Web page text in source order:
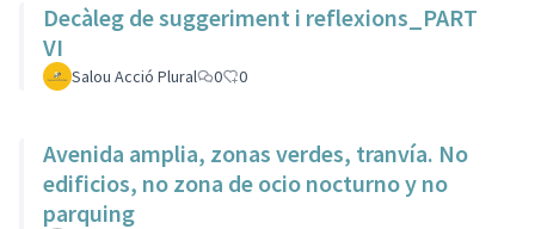
Decàleg de suggeriment i reflexions_PART
VI
Salou Acció Plural 0 0
Avenida amplia, zonas verdes, tranvía. No
edificios, no zona de ocio nocturno y no
parquing